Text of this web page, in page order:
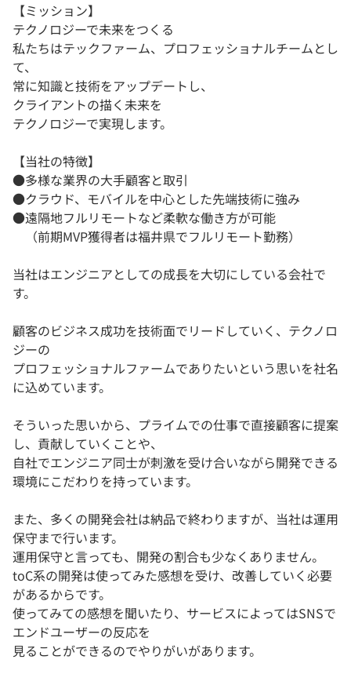
【ミッション】
テクノロジーで未来をつくる
私たちはテックファーム、プロフェッショナルチームとし
て、
常に知識と技術をアップデートし、
クライアントの描く未来を
テクノロジーで実現します。
【当社の特徴】
●多様な業界の大手顧客と取引
●クラウド、モバイルを中心とした先端技術に強み
●遠隔地フルリモートなど柔軟な働き方が可能
（前期MVP獲得者は福井県でフルリモート勤務）
当社はエンジニアとしての成長を大切にしている会社で
す。
顧客のビジネス成功を技術面でリードしていく、テクノロ
ジーの
プロフェッショナルファームでありたいという思いを社名
に込めています。
そういった思いから、プライムでの仕事で直接顧客に提案
し、貢献していくことや、
自社でエンジニア同士が刺激を受け合いながら開発できる
環境にこだわりを持っています。
また、多くの開発会社は納品で終わりますが、当社は運用
保守まで行います。
運用保守と言っても、開発の割合も少なくありません。
toC系の開発は使ってみた感想を受け、改善していく必要
があるからです。
使ってみての感想を聞いたり、サービスによってはSNSで
エンドユーザーの反応を
見ることができるのでやりがいがあります。